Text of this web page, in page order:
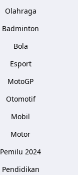
Olahraga
Badminton
Bola
Esport
MotoGP
Otomotif
Mobil
Motor
Pemilu 2024
Pendidikan